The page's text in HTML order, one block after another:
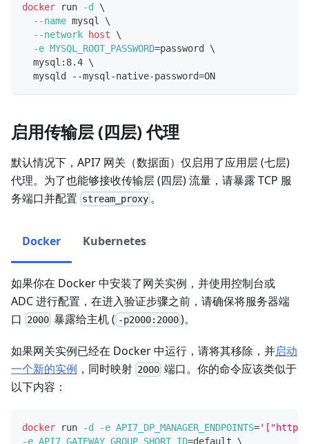
docker run -d \
--name mysql \
--network host
\
-e MYSQL_ROOT_PASSWORD=password \
  mysql:8.4
\
  mysqld --mysql-native-password
=ON
启用传输层 (四层) 代理
默认情况下，API7 网关（数据面）仅启用了应用层 (七层)
代理。为了也能够接收传输层 (四层) 流量，请暴露 TCP 服
务端口并配置 stream_proxy 。
Docker Kubernetes
如果你在 Docker 中安装了网关实例，并使用控制台或
ADC 进行配置，在进入验证步骤之前，请确保将服务器端
口
2000 暴露给主机 ( -p2000:2000)。
如果网关实例已经在 Docker 中运行，请将其移除，并启动
一个新的实例 ，同时映射 2000 端口。你的命令应该类似于
以下内容：
docker run -d -e API7_DP_MANAGER_ENDPOINTS='["https://
-e API7_GATEWAY_GROUP_SHORT_ID=default \